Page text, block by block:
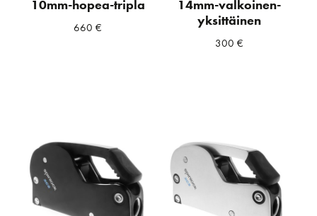
10mm-hopea-tripla
660€
14mm-valkoinen-
yksittäinen
300 €